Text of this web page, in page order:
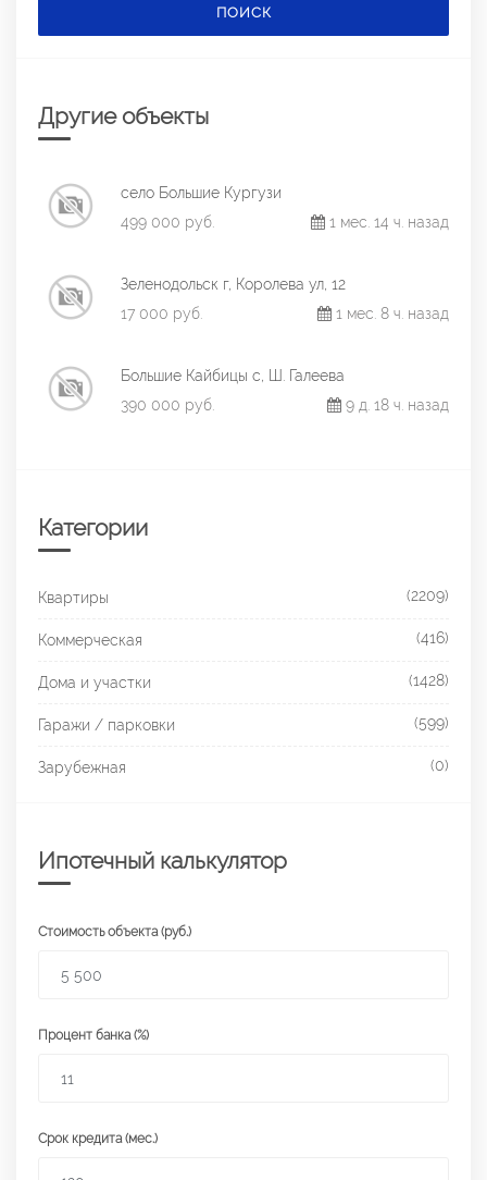
ПОИСК
Другие объекты
село Большие Кургузи
499 000 руб.
1 мес. 14 ч. назад
Зеленодольск г, Королева ул, 12
17 000 руб.
1 мес. 8 ч. назад
Большие Кайбицы с, Ш. Галеева
390 000 руб.
9 д. 18 ч. назад
Категории
Квартиры (2209)
Коммерческая (416)
Дома и участки (1428)
Гаражи / парковки (599)
Зарубежная (0)
Ипотечный калькулятор
Стоимость объекта (руб.)
Процент банка (%)
Срок кредита (мес.)